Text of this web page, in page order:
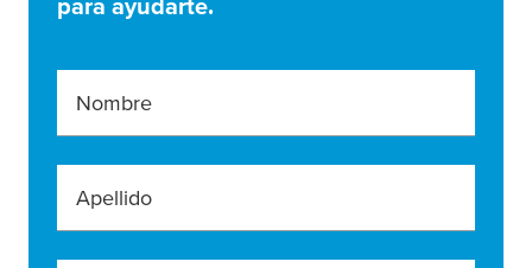
para ayudarte.
Nombre
Apellido